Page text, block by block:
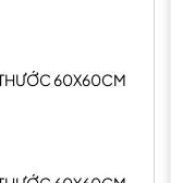
60X60CM